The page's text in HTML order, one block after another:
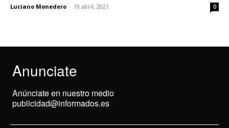
Luciano Monedero - 19 abril, 2021 0
Anunciate
Anúnciate en nuestro medio
publicidad@informados.es